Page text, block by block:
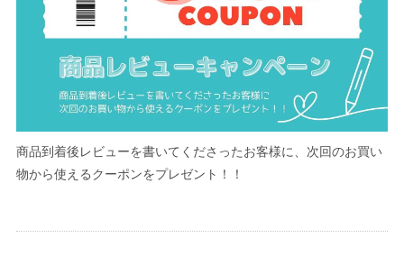
商品到着後レビューを書いてくださったお客様に、次回のお買い
物から使えるクーポンをプレゼント！！